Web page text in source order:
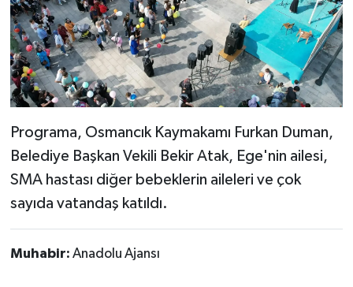
Programa, Osmancık Kaymakamı Furkan Duman,
Belediye Başkan Vekili Bekir Atak, Ege'nin ailesi,
SMA hastası diğer bebeklerin aileleri ve çok
sayıda vatandaş katıldı.
Muhabir: Anadolu Ajansı